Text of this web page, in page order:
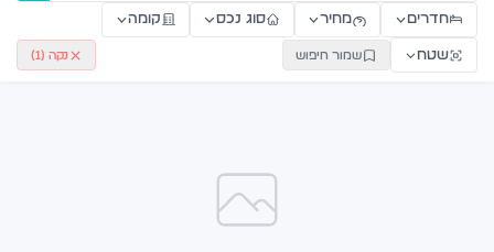
חדרים מחיר סוג נכס קומה
שטח שמור חיפוש נקה ( 1
)